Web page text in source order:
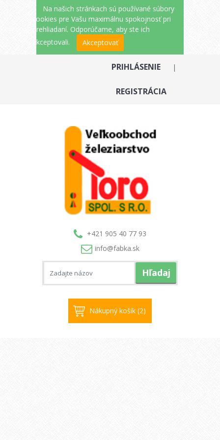
Na našich stránkach sú používané súbory
cookies pre Vašu maximálnu spokojnosť pri
prehliadaní. Odporúčame, aby ste ich
akceptovali.
Akceptovať
PRIHLÁSENIE |
REGISTRÁCIA
+421 905 40 77 93
info@fabka.sk
Hľadaj
Nákupný košík (2)